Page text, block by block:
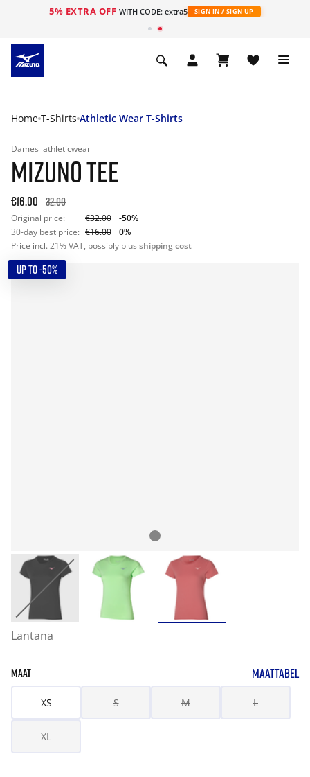
5% EXTRA OFF WITH CODE: extra5 SIGN IN / SIGN UP
Home T-Shirts Athletic Wear T-Shirts
Dames athleticwear
MIZUNO TEE
€16.00 32.00
Original price: €32.00
-50%
30-day best price: €16.00
0%
Price incl. 21% VAT, possibly plus shipping cost
UP TO -50%
Lantana
MAAT MAATTABEL
XS S M L
XL